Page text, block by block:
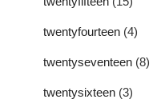
twentyfourteen (4)
twentyseventeen (8)
twentysixteen (3)